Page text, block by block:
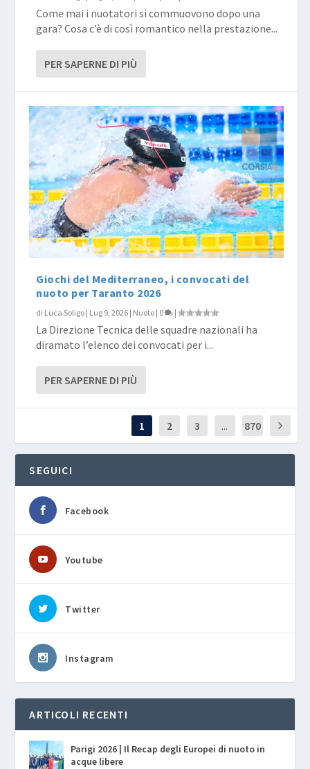
Come mai i nuotatori si commuovono dopo una
gara? Cosa c’è di così romantico nella prestazione...
PER SAPERNE DI PIÙ
Giochi del Mediterraneo, i convocati del
nuoto per Taranto 2026
di Luca Soligo | Lug 9, 2026 | Nuoto | 0 |
La Direzione Tecnica delle squadre nazionali ha
diramato l’elenco dei convocati per i...
PER SAPERNE DI PIÙ
1 2 3 ... 870
SEGUICI
Facebook
Youtube
Twitter
Instagram
ARTICOLI RECENTI
Parigi 2026 | Il Recap degli Europei di nuoto in
acque libere